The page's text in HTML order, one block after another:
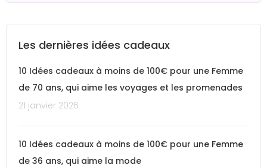
Les dernières idées cadeaux
10 Idées cadeaux à moins de 100€ pour une Femme
de 70 ans, qui aime les voyages et les promenades
21 janvier 2026
10 Idées cadeaux à moins de 100€ pour une Femme
de 36 ans, qui aime la mode